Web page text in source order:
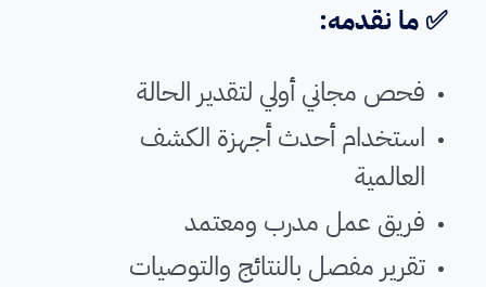
✅ ما نقدمه:
فحص مجاني أولي لتقدير الحالة
استخدام أحدث أجهزة الكشف
العالمية
فريق عمل مدرب ومعتمد
تقرير مفصل بالنتائج والتوصيات